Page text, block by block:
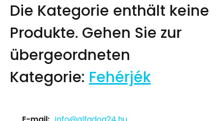
Die Kategorie enthält keine
Produkte. Gehen Sie zur
übergeordneten
Kategorie: Fehérjék